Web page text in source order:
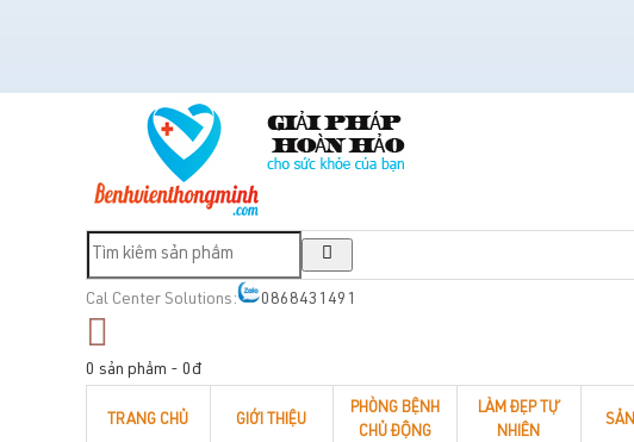
Cal Center Solutions: 0868431491
0 sản phẩm - 0đ
TRANG CHỦ GIỚI THIỆU
PHÒNG BỆNH
CHỦ ĐỘNG
LÀM ĐẸP TỰ
NHIÊN